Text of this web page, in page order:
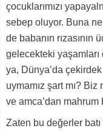
çocuklarımızı
sebep oluyor. Buna
de babanın rızasının
gelecekteki
ya, Dünya’da
uymamız şart mı? Biz
ve amca’dan mahrum
Zaten bu değerler